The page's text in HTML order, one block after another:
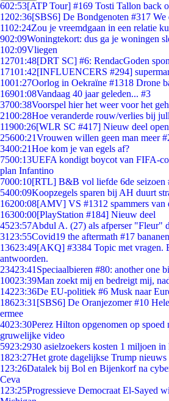
602:53[ATP Tour] #169 Tosti Tallon back
1202:36[SBS6] De Bondgenoten #317 We
1102:24Zou je vreemdgaan in een relatie
902:09Woningtekort: dus ga je woningen
102:09Vliegen
12701:48[DRT SC] #6: RendacGoden
17101:42[INFLUENCERS #294]
1001:27Oorlog in Oekraïne #1318 Drone
16901:08Vandaag 40 jaar geleden... #3
3700:38Voorspel hier het weer voor het
2100:28Hoe veranderde rouw/verlies bij
11900:26[WLR SC #417] Nieuw deel
25600:21Vrouwen willen geen man meer
3400:21Hoe kom je van egels af?
7500:13UEFA kondigt boycot van FIFA-
plan Infantino
7000:10[RTL] B&B vol liefde 6de seizoen
5400:09Koopzegels sparen bij AH duurt
16200:08[AMV] VS #1312 spammers van
16300:00[PlayStation #184] Nieuw deel
4523:57Abdul A. (27) als afperser "Fleur"
31 23:55Covid19 the aftermath #17
13623:49[AKQ] #3384 Topic met vragen.
antwoorden.
23423:41 Speciaalbieren #80: another one
10023:39Man zoekt mij en bedreigt mij,
14223:36De EU-politiek #6 Musk naar
18623:31 [SBS6] De Oranjezomer #10
ermee
4023:30Perez Hilton opgenomen op spoed
gruwelijke video
5923:2930 asielzoekers kosten 1 miljoen
1823:27Het grote dagelijkse Trump nieuws
1 23:26Datalek bij Bol en Bijenkorf na
Ceva
1 23:25Progressieve Democraat El-Sayed